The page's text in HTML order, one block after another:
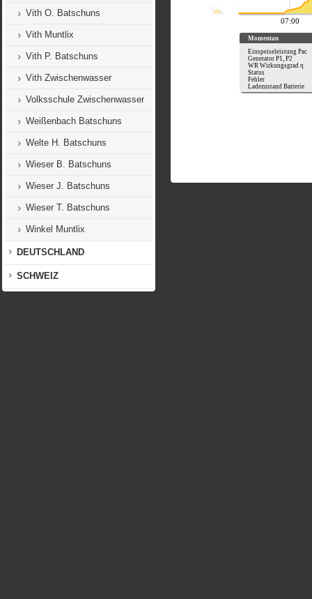
Vith O. Batschuns
Vith Muntlix
Vith P. Batschuns
Vith Zwischenwasser
Volksschule Zwischenwasser
Weißenbach Batschuns
Welte H. Batschuns
Wieser B. Batschuns
Wieser J. Batschuns
Wieser T. Batschuns
Winkel Muntlix
DEUTSCHLAND
SCHWEIZ